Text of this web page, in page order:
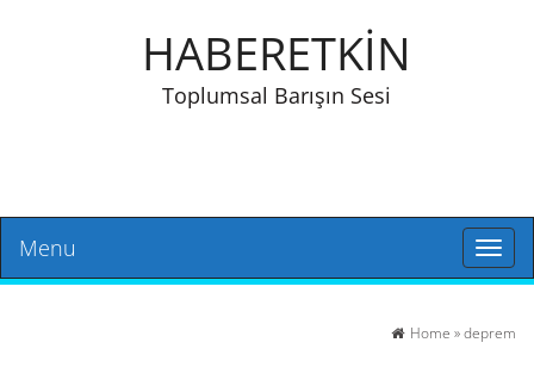
HABERETKİN
Toplumsal Barışın Sesi
Toggle
Menu
Home »deprem